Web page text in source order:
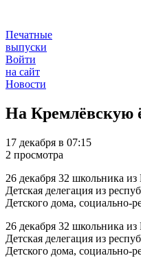
Печатные
выпуски
Войти
на сайт
Новости
На Кремлёвскую
17 декабря в 07:15
2 просмотра
26 декабря 32 школьника
Детская делегация из
Детского дома, социально-
26 декабря 32 школьника
Детская делегация из
Детского дома, социально-